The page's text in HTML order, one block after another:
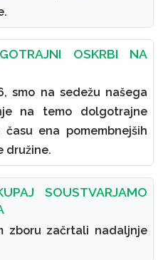
OSKRBI NA
smo na sedežu našega
na temo dolgotrajne
ena pomembnejših
družine.
SOUSTVARJAMO
zboru začrtali nadaljnje